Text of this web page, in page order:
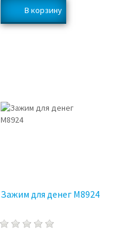
Зажим для денег M8924